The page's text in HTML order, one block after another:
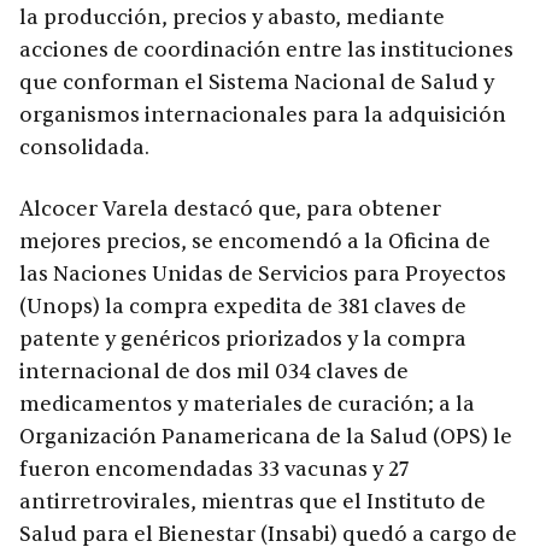
la producción, precios y abasto, mediante
acciones de coordinación entre las instituciones
que conforman el Sistema Nacional de Salud y
organismos internacionales para la adquisición
consolidada.
Alcocer Varela destacó que, para obtener
mejores precios, se encomendó a la Oficina de
las Naciones Unidas de Servicios para Proyectos
(Unops) la compra expedita de 381 claves de
patente y genéricos priorizados y la compra
internacional de dos mil 034 claves de
medicamentos y materiales de curación; a la
Organización Panamericana de la Salud (OPS) le
fueron encomendadas 33 vacunas y 27
antirretrovirales, mientras que el Instituto de
Salud para el Bienestar (Insabi) quedó a cargo de